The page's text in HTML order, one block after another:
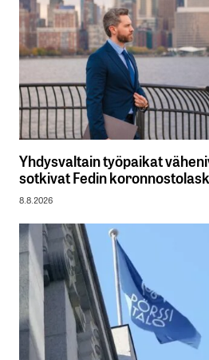
Yhdysvaltain työpaikat
sotkivat Fedin
8.8.2026